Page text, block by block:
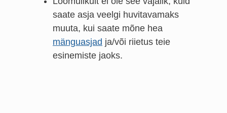
saate asja veelgi huvitavamaks
muuta, kui saate mõne hea
mänguasjad ja/või riietus teie
esinemiste jaoks.